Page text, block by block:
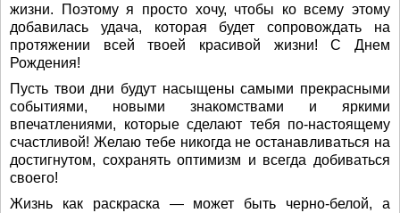
жизни. Поэтому я просто хочу, чтобы ко всему этому
добавилась удача, которая будет сопровождать на
протяжении всей твоей красивой жизни! С Днем
Рождения!
Пусть твои дни будут насыщены самыми прекрасными
событиями, новыми знакомствами и яркими
впечатлениями, которые сделают тебя по-настоящему
счастливой! Желаю тебе никогда не останавливаться на
достигнутом, сохранять оптимизм и всегда добиваться
своего!
Жизнь как раскраска — может быть черно-белой, а